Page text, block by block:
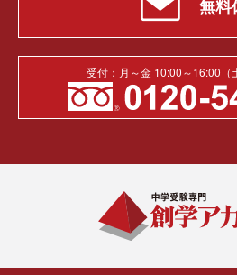
無料
受付：月～金 10:00～16:00（